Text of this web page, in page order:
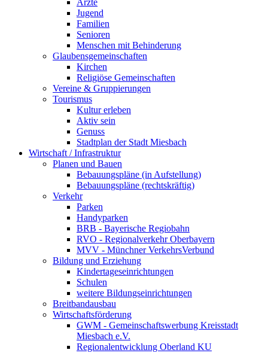
Ärzte
Jugend
Familien
Senioren
Menschen mit Behinderung
Glaubensgemeinschaften
Kirchen
Religiöse Gemeinschaften
Vereine & Gruppierungen
Tourismus
Kultur erleben
Aktiv sein
Genuss
Stadtplan der Stadt Miesbach
Wirtschaft / Infrastruktur
Planen und Bauen
Bebauungspläne (in Aufstellung)
Bebauungspläne (rechtskräftig)
Verkehr
Parken
Handyparken
BRB - Bayerische Regiobahn
RVO - Regionalverkehr Oberbayern
MVV - Münchner VerkehrsVerbund
Bildung und Erziehung
Kindertageseinrichtungen
Schulen
weitere Bildungseinrichtungen
Breitbandausbau
Wirtschaftsförderung
GWM - Gemeinschaftswerbung Kreisstadt
Miesbach e.V.
Regionalentwicklung Oberland KU